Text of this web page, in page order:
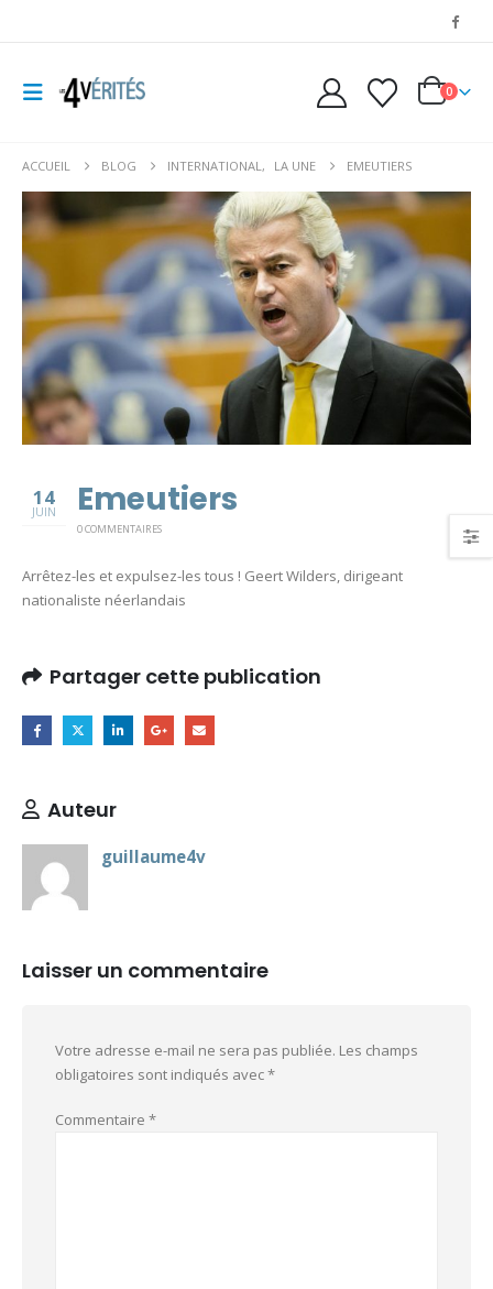
0
ACCUEIL BLOG INTERNATIONAL, LA UNE EMEUTIERS
14
JUIN Emeutiers
0 COMMENTAIRES
Arrêtez-les et expulsez-les tous ! Geert Wilders, dirigeant
nationaliste néerlandais
Partager cette publication
Auteur
guillaume4v
Laisser un commentaire
Votre adresse e-mail ne sera pas publiée. Les champs
obligatoires sont indiqués avec*
Commentaire *